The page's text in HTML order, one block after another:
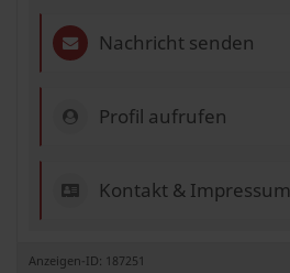
Nachricht senden
Profil aufrufen
Kontakt & Impressum
Anzeigen-ID: 187251